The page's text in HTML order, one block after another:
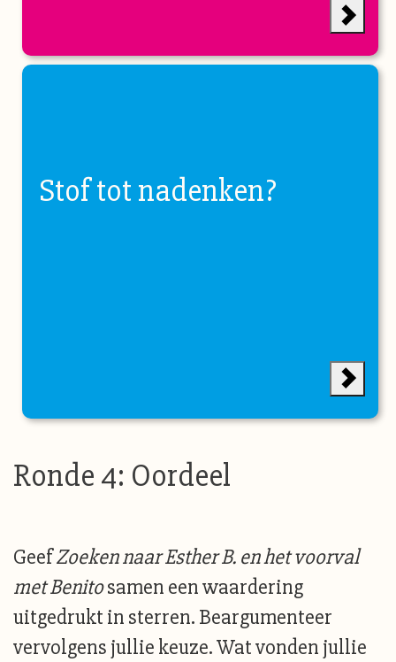
Stof tot nadenken?
Ronde 4: Oordeel
GeefZoeken naar Esther B. en het voorval
met Benitosamen een waardering
uitgedrukt in sterren. Beargumenteer
vervolgens jullie keuze. Wat vonden jullie